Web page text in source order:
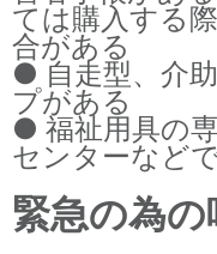
ては購入する
合がある
● 自走型、介
プがある
● 福祉用具の
センターなど
緊急の為